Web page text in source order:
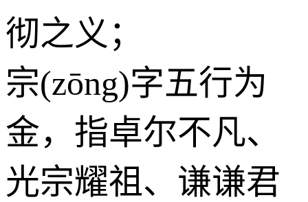
彻之义；
宗(zōng)字五行为
金，指卓尔不凡、
光宗耀祖、谦谦君